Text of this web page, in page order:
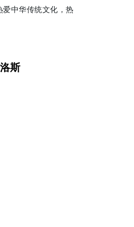
爱中华传统文化，热
斯